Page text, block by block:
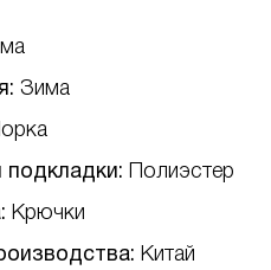
Зима
подкладки: Полиэстер
Крючки
Китай